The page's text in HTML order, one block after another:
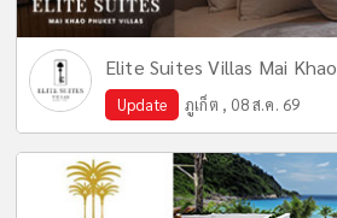
Elite Suites Villas Mai Khao
Update ภูเก็ต , 08 ส.ค. 69